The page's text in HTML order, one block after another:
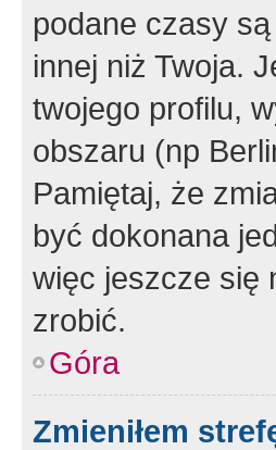
podane czasy
innej niż Twoja.
twojego profilu,
obszaru (np
Pamiętaj, że
być dokonana
więc jeszcze się
zrobić.
Góra
Zmieniłem